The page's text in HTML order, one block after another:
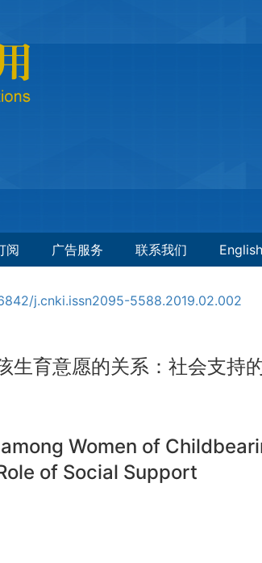
阅 广告服务 联系我们 English
j.cnki.issn2095-5588.2019.02.002
生育意愿的关系：社会支持
Women of
of Social Support